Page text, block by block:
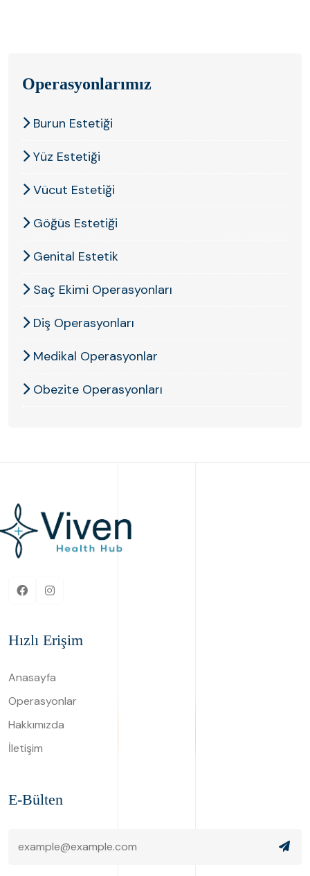
Açıklama bulunamadı.
Operasyonlarımız
Burun Estetiği
Yüz Estetiği
Vücut Estetiği
Göğüs Estetiği
Genital Estetik
Saç Ekimi Operasyonları
Diş Operasyonları
Medikal Operasyonlar
Obezite Operasyonları
Hızlı Erişim
Anasayfa
Operasyonlar
Hakkımızda
İletişim
E-Bülten